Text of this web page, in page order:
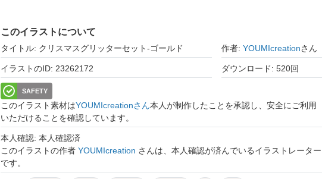
このイラストについて
タイトル: クリスマスグリッターセット-ゴールド 作者: YOUMIcreationさん
イラストのID: 23262172 ダウンロード: 520回
SAFETY
このイラスト素材はYOUMIcreationさん本人が制作したことを承認し、安全にご利用
いただけることを確認しています。
本人確認: 本人確認済
このイラストの作者 YOUMIcreation さんは、本人確認が済んでいるイラストレーター
です。